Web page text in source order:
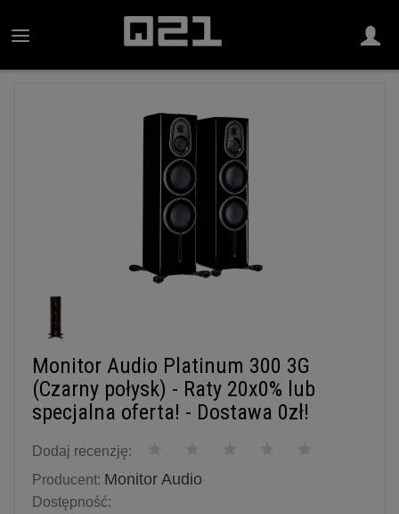
Monitor Audio Platinum 300 3G
(Czarny połysk) - Raty 20x0% lub
specjalna oferta! - Dostawa 0zł!
Dodaj recenzję:
Producent: Monitor Audio
Dostępność: